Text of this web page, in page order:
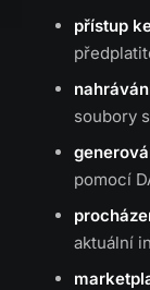
přístup
soubory
pomocí
aktuální